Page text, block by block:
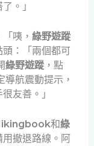
。」
咦， 綠野遊蹤
：「兩個都可
綠野遊蹤，點
導航震動提示，
友善。」
和綠
撤退路線。阿